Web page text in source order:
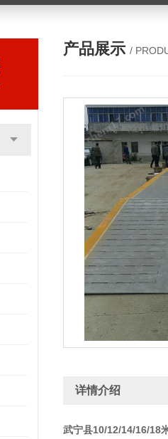
产品展示 /
详情介绍
武宁县10/12/14/16/18